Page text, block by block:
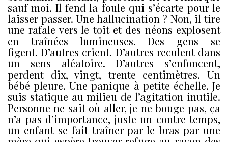
sauf moi. Il fend la foule qui s’écarte pour le
laisser passer. Une hallucination ? Non, il tire
une rafale vers le toit et des néons explosent
en traînées lumineuses. Des gens se
figent. D’autres crient. D’autres reculent dans
un sens aléatoire. D’autres s’enfoncent,
perdent dix, vingt, trente centimètres. Un
bébé pleure. Une panique à petite échelle. Je
suis statique au milieu de l’agitation inutile.
Personne ne sait où aller, je ne bouge pas, ça
n’a pas d’importance, juste un contre temps,
un enfant se fait traîner par le bras par une